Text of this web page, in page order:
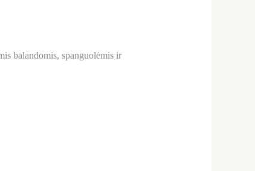
balandomis, spanguolėmis ir